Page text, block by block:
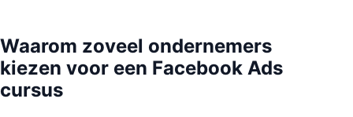
Waarom zoveel ondernemers
kiezen voor een Facebook Ads
cursus